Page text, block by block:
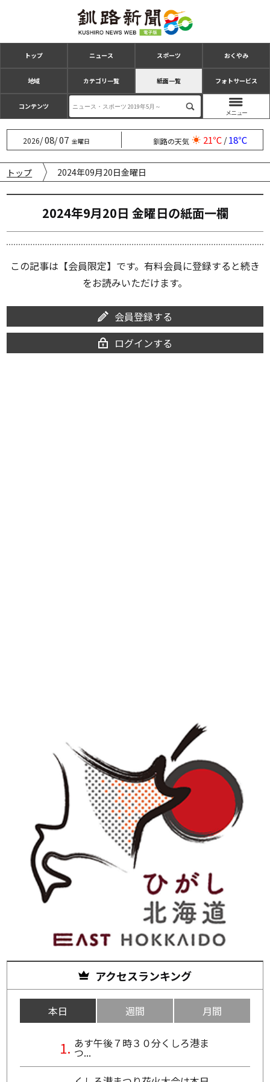
トップ ニュース スポーツ おくやみ
地域 カテゴリ一覧 紙面一覧 フォトサービス
コンテンツ
2026/08/07 金曜日 釧路の天気 21℃/18℃
トップ 2024年09月20日金曜日
2024年9月20日 金曜日の紙⾯⼀欄
この記事は【会員限定】です。有料会員に登録すると続き
をお読みいただけます。
会員登録する
ログインする
アクセスランキング
本日 週間 月間
あす午後７時３０分くしろ港ま
つ...